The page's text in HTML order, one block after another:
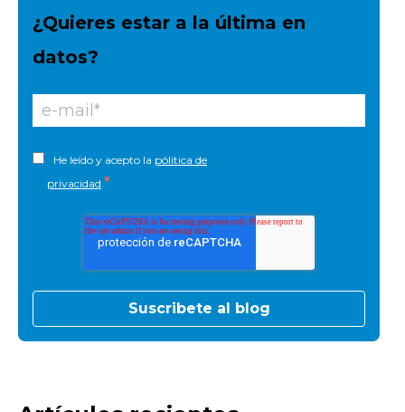
¿Quieres estar a la última en
datos?
He leído y acepto la pólitica de
privacidad *